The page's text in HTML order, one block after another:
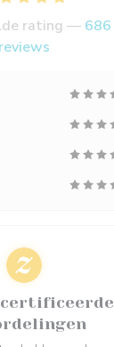
rating — 686
reviews